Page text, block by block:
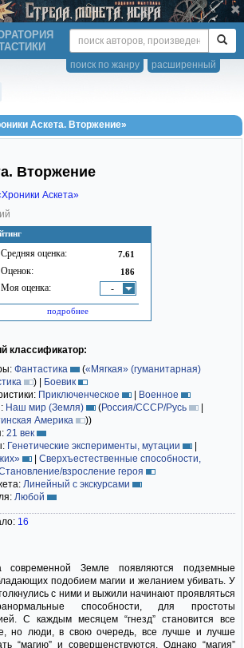
расширенный
поиск по жанру
Аскета. Вторжение»
Средняя оценка: 7.61
Оценок: 186
Моя оценка: -
подробнее
Вторжение
Аскета»
классификатор:
Фантастика («Мягкая» (гуманитарная)
) | Боевик
Приключенческое | Военное
Наш мир (Земля) (Россия/СССР/Русь
|
Америка ))
21 век
Генетические эксперименты, мутации
|
| Сверхъестественные способности,
взросление героя
Линейный с экскурсами
Любой
16
современной Земле появляются подземные
подобием магии и желанием убивать. У
с ними и выжили начинают проявляться
способности, для простоты
С каждым месяцем “гнезд” становится все
но люди, в свою очередь, все лучше и лучше
“магию” и совершенствуются. Однако “магия”